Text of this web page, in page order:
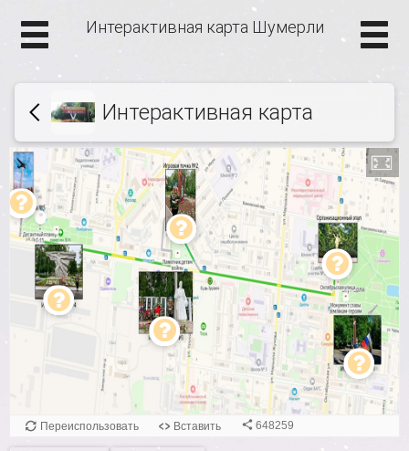
Интерактивная карта Шумерли
Интерактивная карта